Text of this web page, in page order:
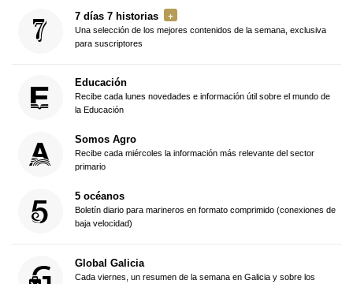
7 días 7 historias
Una selección de los mejores contenidos de la semana, exclusiva
para suscriptores
Educación
Recibe cada lunes novedades e información útil sobre el mundo de
la Educación
Somos Agro
Recibe cada miércoles la información más relevante del sector
primario
5 océanos
Boletín diario para marineros en formato comprimido (conexiones de
baja velocidad)
Global Galicia
Cada viernes, un resumen de la semana en Galicia y sobre los